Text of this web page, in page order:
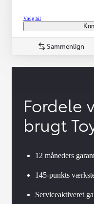
Vælg bil
Sammenlign
Fordele
brugt
12 måneders
145-punkts
Serviceaktiveret